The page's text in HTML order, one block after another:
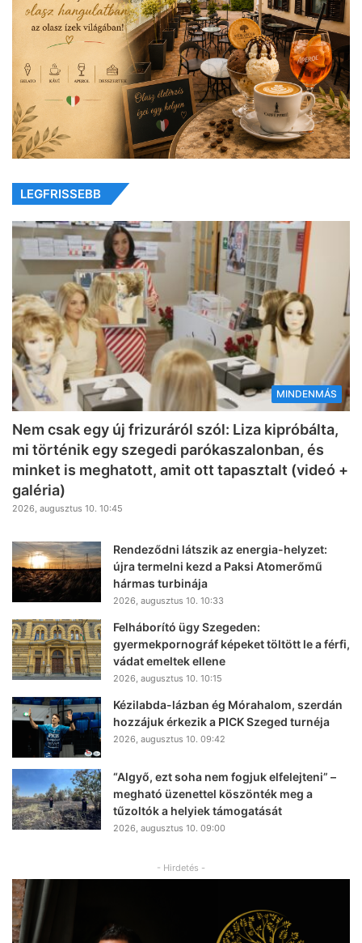
LEGFRISSEBB
MINDENMÁS
Nem csak egy új frizuráról szól: Liza kipróbálta,
mi történik egy szegedi parókaszalonban, és
minket is meghatott, amit ott tapasztalt (videó +
galéria)
2026, augusztus 10. 10:45
Rendeződni látszik az energia-helyzet:
újra termelni kezd a Paksi Atomerőmű
hármas turbinája
2026, augusztus 10. 10:33
Felháborító ügy Szegeden:
gyermekpornográf képeket töltött le a férfi,
vádat emeltek ellene
2026, augusztus 10. 10:15
Kézilabda-lázban ég Mórahalom, szerdán
hozzájuk érkezik a PICK Szeged turnéja
2026, augusztus 10. 09:42
“Algyő, ezt soha nem fogjuk elfelejteni” –
megható üzenettel köszönték meg a
tűzoltók a helyiek támogatását
2026, augusztus 10. 09:00
- Hirdetés -